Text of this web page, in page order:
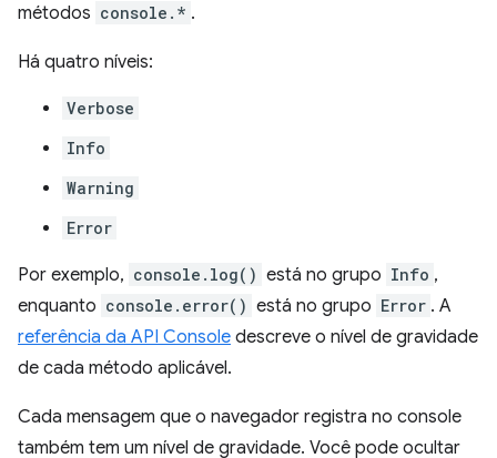
métodos console.* .
Há quatro níveis:
Verbose
Info
Warning
Error
Por exemplo, console.log() está no grupo Info ,
enquanto console.error() está no grupo Error . A
referência da API Console descreve o nível de gravidade
de cada método aplicável.
Cada mensagem que o navegador registra no console
também tem um nível de gravidade. Você pode ocultar